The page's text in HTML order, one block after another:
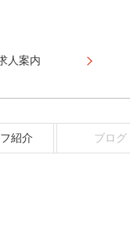
人案内
紹介 ブログ